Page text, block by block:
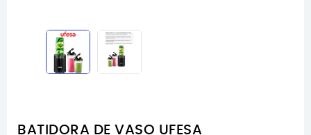
BATIDORA DE VASO UFESA